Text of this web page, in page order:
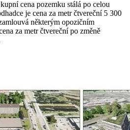
cena pozemku stálá po celou
je cena za metr čtvereční 5 300
některým opozičním
za metr čtvereční po změně